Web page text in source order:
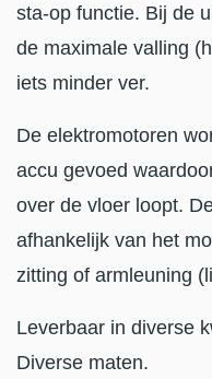
sta-op functie. Bij de
de maximale valling
iets minder ver.
De elektromotoren
accu gevoed
over de vloer loopt.
afhankelijk van het
zitting of armleuning
Leverbaar in diverse
Diverse maten.